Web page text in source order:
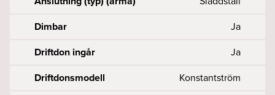
Dimbar
Ja
Driftdon ingår
Ja
Driftdonsmodell
Konstantström